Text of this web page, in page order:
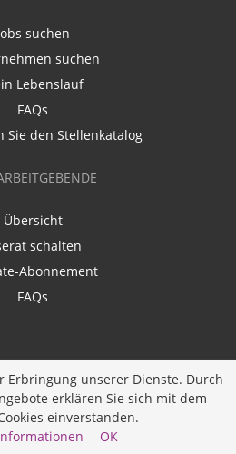
suchen
suchen
Lebenslauf
FAQs
Sie den Stellenkatalog
Übersicht
schalten
Abonnement
FAQs
Job Group GmbH
Erbringung unserer Dienste. Durch
erklären Sie sich mit dem
einverstanden.
OK